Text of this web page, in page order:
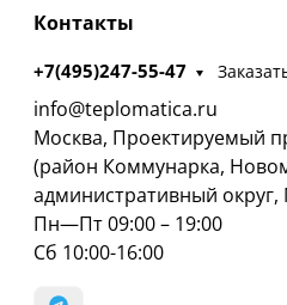
Контакты
+7(495)247-55-47
info@teplomatica.ru
Москва, Проектируемый
(район Коммунарка,
административный округ,
Пн—Пт 09:00 – 19:00
Сб 10:00-16:00